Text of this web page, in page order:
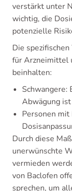
verstärkt unter
wichtig, die
potenzielle
Die
für Arzneimittel
beinhalten:
Schwangere:
Abwägung
Personen mit
Durch diese
unerwünschte
vermieden
von Baclofen
sprechen, um